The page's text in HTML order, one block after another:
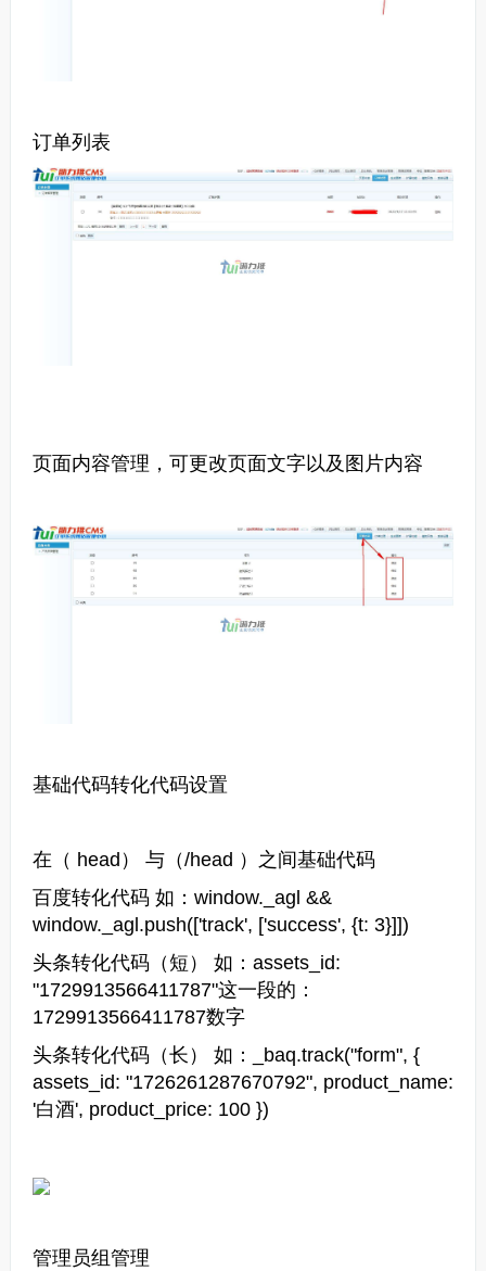
订单列表
页面内容管理，可更改页面文字以及图片内容
基础代码转化代码设置
在（ head） 与（/head ）之间基础代码
百度转化代码 如：window._agl &&
window._agl.push(['track', ['success', {t: 3}]])
头条转化代码（短） 如：assets_id:
"1729913566411787"这一段的：
1729913566411787数字
头条转化代码（长） 如：_baq.track("form", {
assets_id: "1726261287670792", product_name:
'白酒', product_price: 100 })
管理员组管理